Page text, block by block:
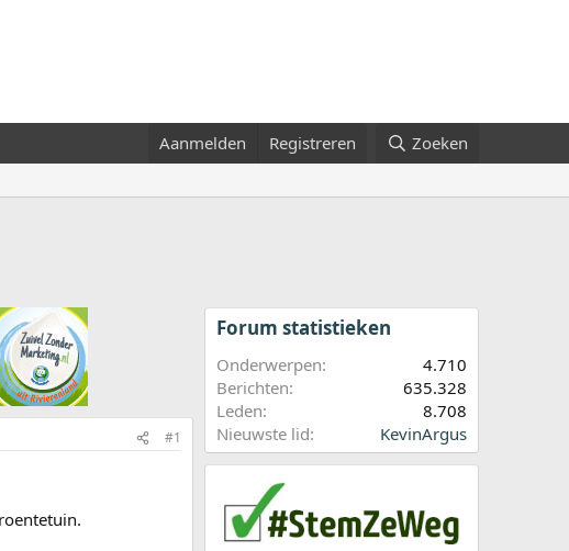
Aanmelden Registreren Zoeken
#1
Forum statistieken
Onderwerpen
4.710
Berichten
635.328
Leden
8.708
Nieuwste lid
KevinArgus